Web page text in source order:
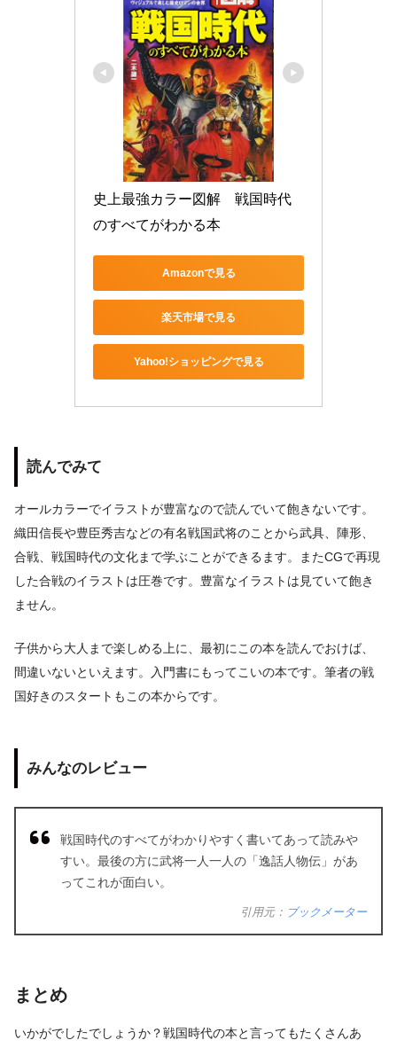
史上最強カラー図解　戦国時代
のすべてがわかる本
Amazonで見る
楽天市場で見る
Yahoo!ショッピングで見る
読んでみて
オールカラーでイラストが豊富なので読んでいて飽きないです。
織田信長や豊臣秀吉などの有名戦国武将のことから武具、陣形、
合戦、戦国時代の文化まで学ぶことができるます。またCGで再現
した合戦のイラストは圧巻です。豊富なイラストは見ていて飽き
ません。
子供から大人まで楽しめる上に、最初にこの本を読んでおけば、
間違いないといえます。入門書にもってこいの本です。筆者の戦
国好きのスタートもこの本からです。
みんなのレビュー
戦国時代のすべてがわかりやすく書いてあって読みや
すい。最後の方に武将一人一人の「逸話人物伝」があ
ってこれが面白い。
引用元： ブックメーター
まとめ
いかがでしたでしょうか？戦国時代の本と言ってもたくさんあ